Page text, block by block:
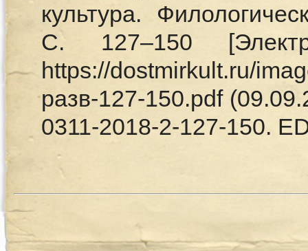
культура.
С. 127–150
https://dostmirkult.ru/
разв-127-150.pdf
0311-2018-2-127-150.